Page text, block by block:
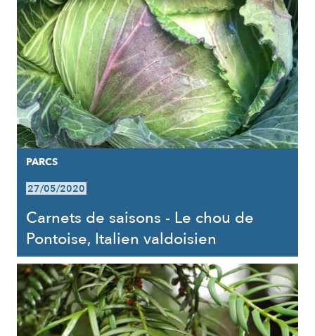
PARCS
27/05/2020
Carnets de saisons - Le chou de
Pontoise, Italien valdoisien